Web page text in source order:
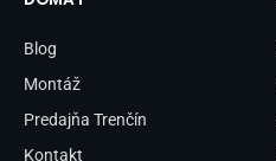
o
k
-
Blog
Montáž
Predajňa Trenčín
Kontakt